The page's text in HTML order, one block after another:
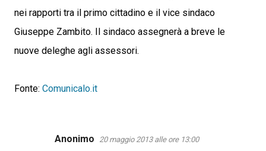
nei rapporti tra il primo cittadino e il vice sindaco
Giuseppe Zambito. Il sindaco assegnerà a breve le
nuove deleghe agli assessori.
Fonte: Comunicalo.it
Anonimo 20 maggio 2013 alle ore 13:00